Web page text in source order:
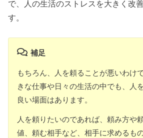
で、人の生活のストレスを大きく改
す。
補足
もちろん、人を頼ることが悪いわけ
きな仕事や日々の生活の中でも、人
良い場面はあります。
人を頼りたいのであれば、頼み方や
値、頼む相手など、相手に求めるも